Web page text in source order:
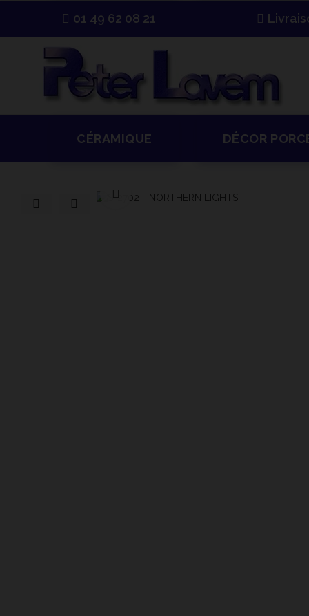
01 49 62 08 21
CÉRAMIQUE DÉCOR
Cliquer pour agrandir